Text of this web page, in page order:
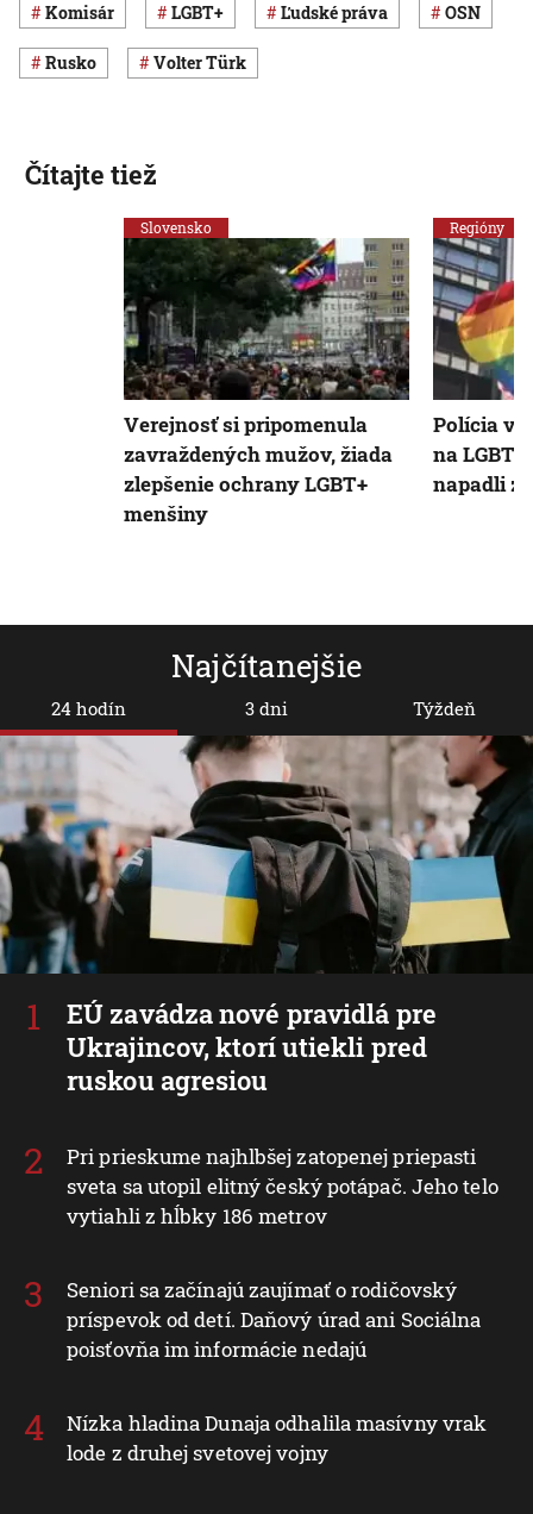
komisár LGBT+ ľudské práva OSN
Rusko Volter Türk
Najčítanejšie
24 hodín
EÚ zavádza nové pravidlá pre
Ukrajincov, ktorí utiekli pred
ruskou agresiou
Pri prieskume najhlbšej zatopenej priepasti
sveta sa utopil elitný český potápač. Jeho telo
vytiahli z hĺbky 186 metrov
Seniori sa začínajú zaujímať o rodičovský
príspevok od detí. Daňový úrad ani Sociálna
poisťovňa im informácie nedajú
Nízka hladina Dunaja odhalila masívny vrak
lode z druhej svetovej vojny
3 dni Týždeň
Čítajte tiež
Slovensko
Verejnosť si pripomenula
zavraždených mužov, žiada
zlepšenie ochrany LGBT+
menšiny
Regióny
Polícia
na
napadli